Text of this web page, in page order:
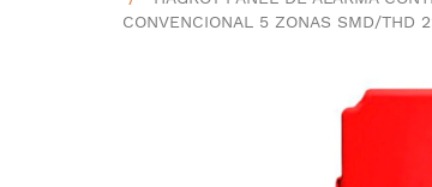
CONVENCIONAL 5 ZONAS SMD/THD